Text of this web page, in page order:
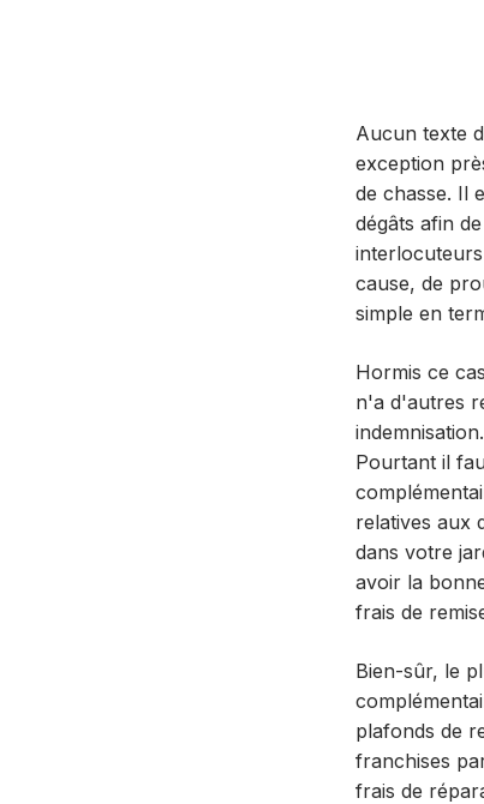
Aucun texte
exception
de chasse. Il
dégâts afin
cause, de
simple en
Hormis ce
n'a d'autres
Pourtant il
relatives aux
dans votre
avoir la
frais de
Bien-sûr, le
plafonds de
franchises
frais de